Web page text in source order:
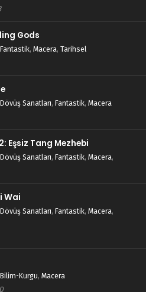
Gods
Fantastik, Macera, Tarihsel
Dövüş Sanatları, Fantastik, Macera
Eşsiz Tang Mezhebi
Dövüş Sanatları, Fantastik, Macera,
Wai
Dövüş Sanatları, Fantastik, Macera,
Bilim-Kurgu, Macera